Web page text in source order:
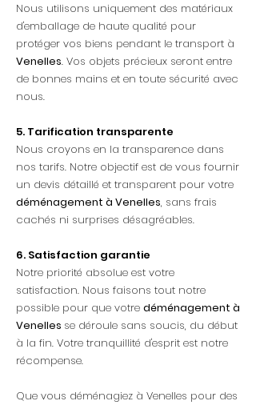
Nous utilisons uniquement des matériaux
d'emballage de haute qualité pour
protéger vos biens pendant le transport à
Venelles. Vos objets précieux seront entre
de bonnes mains et en toute sécurité avec
nous.
5. Tarification transparente
Nous croyons en la transparence dans
nos tarifs. Notre objectif est de vous fournir
un devis détaillé et transparent pour votre
déménagement à Venelles, sans frais
cachés ni surprises désagréables.
6. Satisfaction garantie
Notre priorité absolue est votre
satisfaction. Nous faisons tout notre
possible pour que votre déménagement à
Venelles se déroule sans soucis, du début
à la fin. Votre tranquillité d'esprit est notre
récompense.
Que vous déménagiez à Venelles pour des